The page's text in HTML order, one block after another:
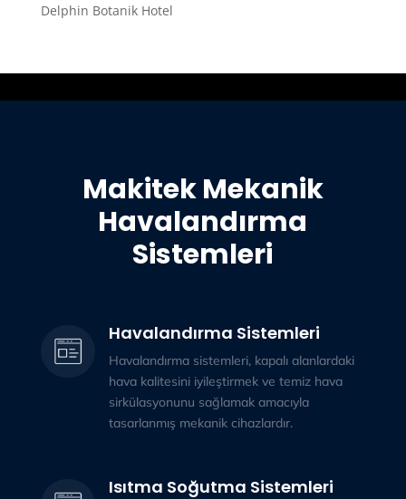
Delphin Botanik Hotel
Makitek Mekanik
Havalandırma
Sistemleri
Havalandırma Sistemleri
Havalandırma sistemleri, kapalı alanlardaki
hava kalitesini iyileştirmek ve temiz hava
sirkülasyonunu sağlamak amacıyla
tasarlanmış mekanik cihazlardır.
Isıtma Soğutma Sistemleri